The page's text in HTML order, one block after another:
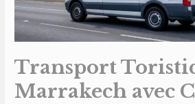
Transport
Marrakech avec